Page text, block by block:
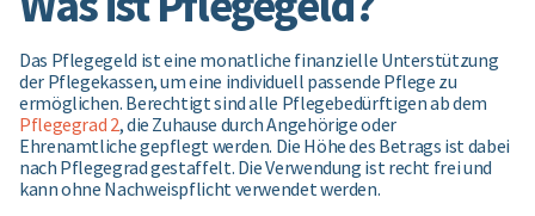
Das Pflegegeld ist eine monatliche finanzielle Unterstützung
der Pflegekassen, um eine individuell passende Pflege zu
ermöglichen. Berechtigt sind alle Pflegebedürftigen ab dem
Pflegegrad 2, die Zuhause durch Angehörige oder
Ehrenamtliche gepflegt werden. Die Höhe des Betrags ist dabei
nach Pflegegrad gestaffelt. Die Verwendung ist recht frei und
kann ohne Nachweispflicht verwendet werden.